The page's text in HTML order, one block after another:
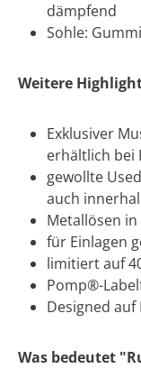
dämpfend
Sohle:
Weitere
Exklusiver
erhältlich bei
gewollte
auch
Metallösen in
für Einlagen
limitiert auf
Pomp®-
Designed
Was bedeutet